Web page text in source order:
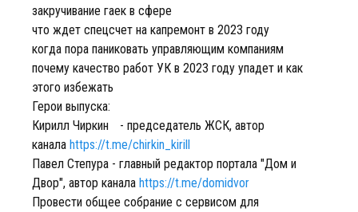
закручивание гаек в сфере
что ждет спецсчет на капремонт в 2023 году
когда пора паниковать управляющим компаниям
почему качество работ УК в 2023 году упадет и как
этого избежать
Герои выпуска:
Кирилл Чиркин - председатель ЖСК, автор
канала https://t.me/chirkin_kirill
Павел Степура - главный редактор портала "Дом и
Двор", автор канала https://t.me/domidvor
Провести общее собрание с сервисом для